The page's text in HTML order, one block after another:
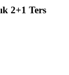
2+1 Ters